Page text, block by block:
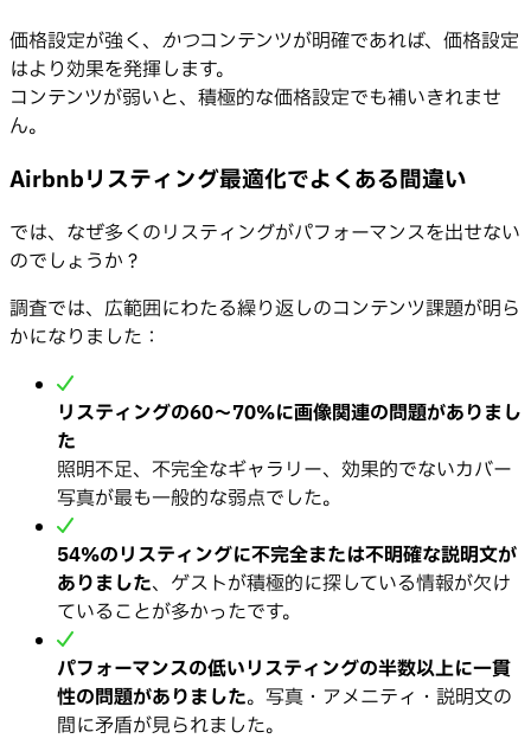
価格設定が強く、 かつコンテンツが明確であれば、価格設定
はより効果を発揮します。
コンテンツが弱いと、積極的な価格設定でも補いきれませ
ん。
Airbnbリスティング最適化でよくある間違い
では、なぜ多くのリスティングがパフォーマンスを出せない
のでしょうか？
調査では、広範囲にわたる繰り返しのコンテンツ課題が明ら
かになりました：
リスティングの60〜70%に画像関連の問題がありまし
た
照明不足、不完全なギャラリー、効果的でないカバー
写真が最も一般的な弱点でした。
54%のリスティングに不完全または不明確な説明文が
ありました、ゲストが積極的に探している情報が欠け
ていることが多かったです。
パフォーマンスの低いリスティングの半数以上に一貫
性の問題がありました。写真・アメニティ・説明文の
間に矛盾が見られました。